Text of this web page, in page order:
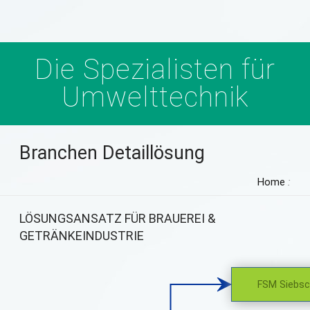
Die Spezialisten für
Umwelttechnik
Branchen Detaillösung
Home :
LÖSUNGSANSATZ FÜR BRAUEREI &
GETRÄNKEINDUSTRIE
FSM